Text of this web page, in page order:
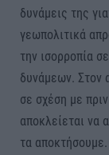
δυνάμεις της
γεωπολιτικά
την ισορροπία
δυνάμεων. Στον
σε σχέση με
αποκλείεται να
τα